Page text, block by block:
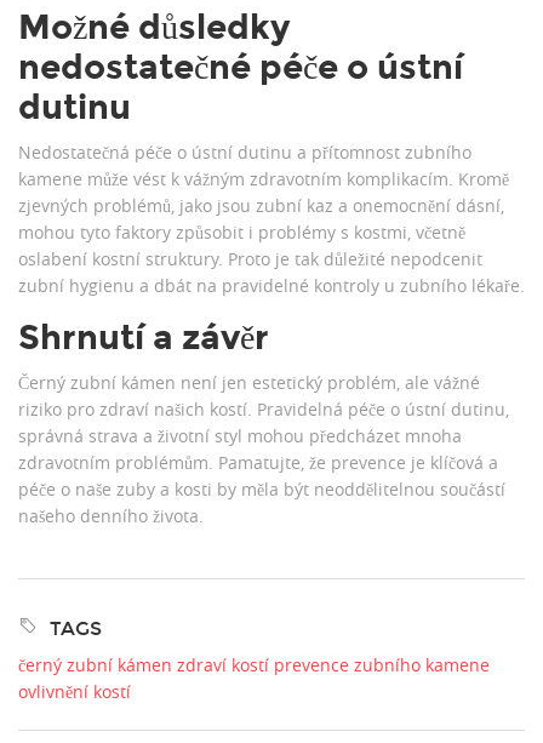
Možné důsledky
nedostatečné péče o ústní
dutinu
Nedostatečná péče o ústní dutinu a přítomnost zubního
kamene může vést k vážným zdravotním komplikacím. Kromě
zjevných problémů, jako jsou zubní kaz a onemocnění dásní,
mohou tyto faktory způsobit i problémy s kostmi, včetně
oslabení kostní struktury. Proto je tak důležité nepodcenit
zubní hygienu a dbát na pravidelné kontroly u zubního lékaře.
Shrnutí a závěr
Černý zubní kámen není jen estetický problém, ale vážné
riziko pro zdraví našich kostí. Pravidelná péče o ústní dutinu,
správná strava a životní styl mohou předcházet mnoha
zdravotním problémům. Pamatujte, že prevence je klíčová a
péče o naše zuby a kosti by měla být neoddělitelnou součástí
našeho denního života.
TAGS
černý zubní kámen zdraví kostí prevence zubního kamene
ovlivnění kostí